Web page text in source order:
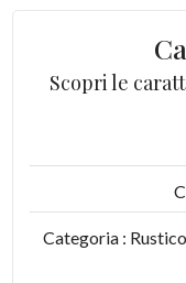
Scopri le
Categoria :
Camere